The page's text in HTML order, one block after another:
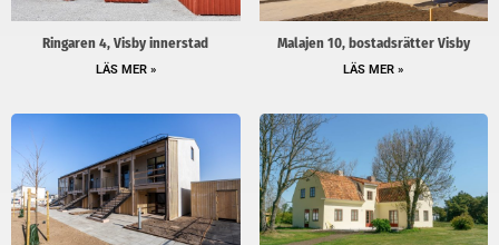
Ringaren 4, Visby innerstad
LÄS MER »
Malajen 10, bostadsrätter Visby
LÄS MER »